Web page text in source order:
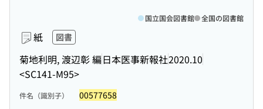
紙 図書
菊地利明, 渡辺彰 編日本医事新報社2020.10
<SC141-M95>
国立国会図書館 全国の図書館
件名（識別子） 00577658